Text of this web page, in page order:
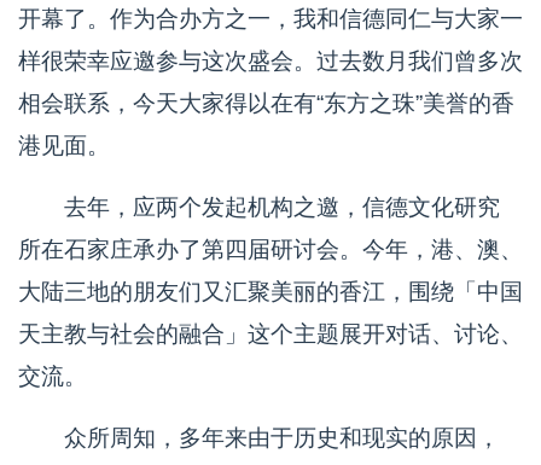
开幕了。作为合办方之一，我和信德同仁与大家一
样很荣幸应邀参与这次盛会。过去数月我们曾多次
相会联系，今天大家得以在有“东方之珠”美誉的香
港见面。
去年，应两个发起机构之邀，信德文化研究
所在石家庄承办了第四届研讨会。今年，港、澳、
大陆三地的朋友们又汇聚美丽的香江，围绕「中国
天主教与社会的融合」这个主题展开对话、讨论、
交流。
众所周知，多年来由于历史和现实的原因，